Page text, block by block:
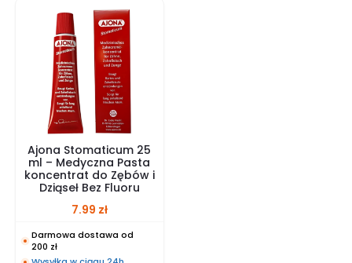
Ajona Stomaticum 25
ml – Medyczna Pasta
koncentrat do Zębów i
Dziąseł Bez Fluoru
7.99 zł
Darmowa dostawa od
200 zł